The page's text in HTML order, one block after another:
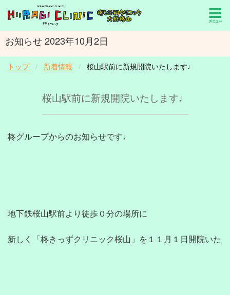
お知らせ 2023年10月2日
トップ 新着情報 桜山駅前に新規開院いたします♩
桜山駅前に新規開院いたします♩
柊グループからのお知らせです♩
地下鉄桜山駅前より徒歩０分の場所に
新しく「柊きっずクリニック桜山」を１１月１日開院いた